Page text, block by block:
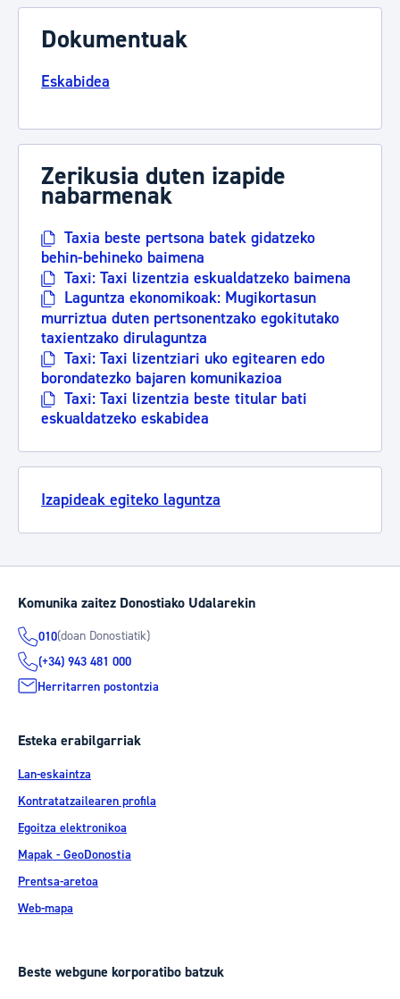
Dokumentuak
Eskabidea
Zerikusia duten izapide
nabarmenak
Taxia beste pertsona batek gidatzeko
behin-behineko baimena
Taxi: Taxi lizentzia eskualdatzeko baimena
Laguntza ekonomikoak: Mugikortasun
murriztua duten pertsonentzako egokitutako
taxientzako dirulaguntza
Taxi: Taxi lizentziari uko egitearen edo
borondatezko bajaren komunikazioa
Taxi: Taxi lizentzia beste titular bati
eskualdatzeko eskabidea
Izapideak egiteko laguntza
Komunika zaitez Donostiako Udalarekin
010(doan Donostiatik)
(+34) 943 481 000
Herritarren postontzia
Esteka erabilgarriak
Lan-eskaintza
Kontratatzailearen profila
Egoitza elektronikoa
Mapak - GeoDonostia
Prentsa-aretoa
Web-mapa
Beste webgune korporatibo batzuk